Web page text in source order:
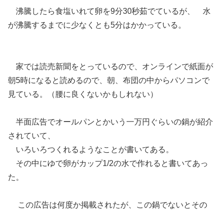
沸騰したら食塩いれて卵を9分30秒茹でているが、 水
が沸騰するまでに少なくとも5分はかかっている。
家では読売新聞をとっているので、オンラインで紙面が
朝5時になると読めるので、朝、布団の中からパソコンで
見ている。（腰に良くないかもしれない）
半面広告でオールパンとかいう一万円ぐらいの鍋が紹介
されていて、
いろいろつくれるようなことが書いてある。
その中にゆで卵がカップ1/2の水で作れると書いてあっ
た。
この広告は何度か掲載されたが、この鍋でないとその